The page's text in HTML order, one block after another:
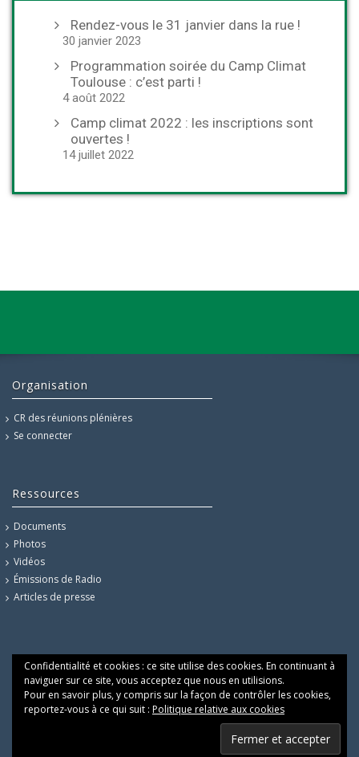
Rendez-vous le 31 janvier dans la rue !
30 janvier 2023
Programmation soirée du Camp Climat
Toulouse : c’est parti !
4 août 2022
Camp climat 2022 : les inscriptions sont
ouvertes !
14 juillet 2022
Organisation
CR des réunions plénières
Se connecter
Ressources
Documents
Photos
Vidéos
Émissions de Radio
Articles de presse
Confidentialité et cookies : ce site utilise des cookies. En continuant à
naviguer sur ce site, vous acceptez que nous en utilisions.
Pour en savoir plus, y compris sur la façon de contrôler les cookies,
reportez-vous à ce qui suit : Politique relative aux cookies